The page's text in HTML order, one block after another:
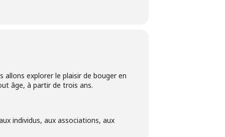
explorer le plaisir de bouger en
âge, à partir de trois ans.
individus, aux associations, aux